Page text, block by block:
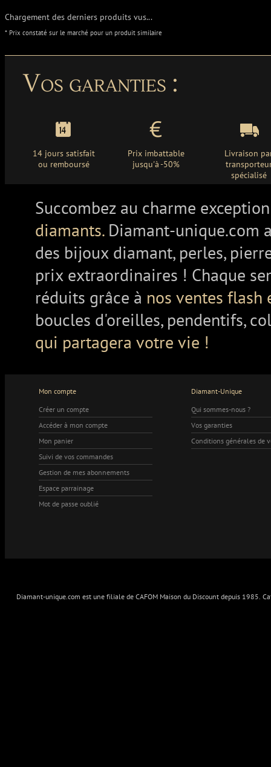
Chargement des derniers produits vus...
* Prix constaté sur le marché pour un produit similaire
Vos garanties :
14 jours satisfait
ou remboursé
Prix imbattable
jusqu'à -50%
Livraison
spécialisé
Succombez au charme
diamants. Diamant-unique.com
des bijoux diamant, perles,
prix extraordinaires ! Chaque
réduits grâce à nos ventes
boucles d'oreilles, pendentifs,
qui partagera votre vie !
Mon compte
Créer un compte
Accéder à mon compte
Mon panier
Suivi de vos commandes
Gestion de mes abonnements
Espace parrainage
Mot de passe oublié
Diamant-Unique
Qui sommes-nous ?
Vos garanties
Conditions générales de
Diamant-unique.com est une filiale de CAFOM Maison du Discount depuis 1985.